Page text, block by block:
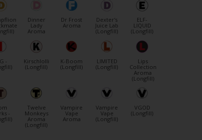
Dinner
Lady
Aroma
Dr Frost
Aroma
Dexter's
Juice Lab
(Longfill)
ELF-
LIQUID
(Longfill)
-
Kirschlolli
(Longfill)
K-Boom
(Longfill)
LIMITED
(Longfill)
Lips
Collection
Aroma
(Longfill)
-
Twelve
Monkeys
Aroma
(Longfill)
Vampire
Vape
Aroma
Vampire
Vape
(Longfill)
VGOD
(Longfill)